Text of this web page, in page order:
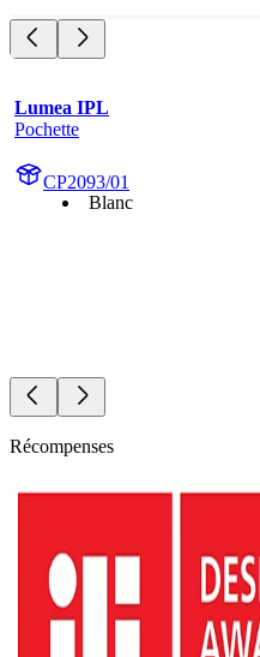
Lumea IPL
Pochette
CP2093/01
Blanc
Récompenses